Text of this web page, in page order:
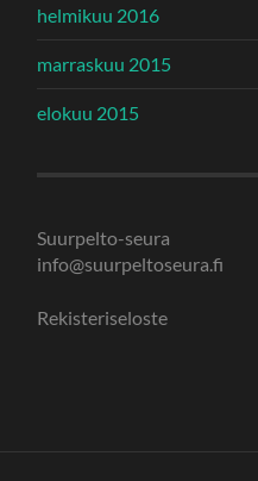
helmikuu 2016
marraskuu 2015
elokuu 2015
Suurpelto-seura
info@suurpeltoseura.fi
Rekisteriseloste